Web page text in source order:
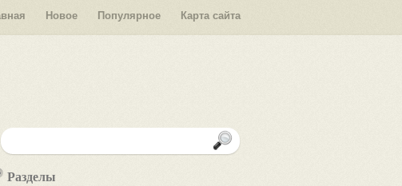
Новое Популярное Карта сайта
Разделы